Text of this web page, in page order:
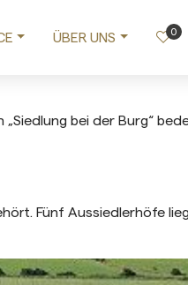
ÜBER UNS 0
„Siedlung bei der Burg“
Fünf Aussiedlerhöfe